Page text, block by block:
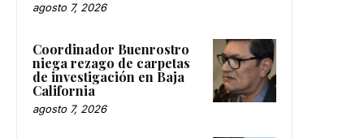
agosto 7, 2026
Coordinador Buenrostro
niega rezago de carpetas
de investigación en Baja
California
agosto 7, 2026